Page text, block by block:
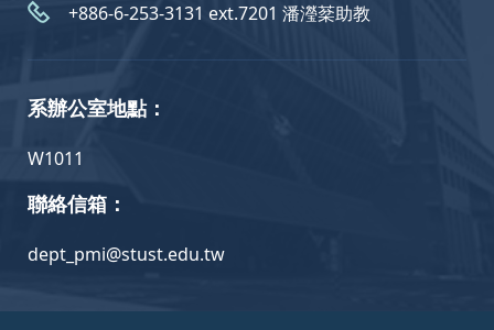
+886-6-253-3131 ext.7201 潘瀅棻助教
系辦公室地點：
W1011
聯絡信箱：
dept_pmi@stust.edu.tw